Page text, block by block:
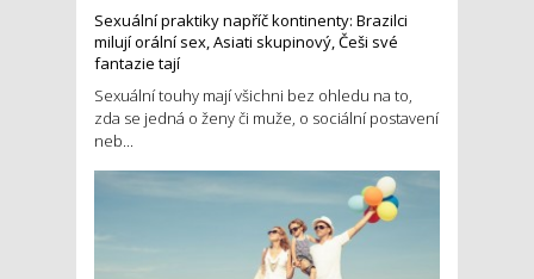
Sexuální praktiky napříč kontinenty: Brazilci
milují orální sex, Asiati skupinový, Češi své
fantazie tají
Sexuální touhy mají všichni bez ohledu na to,
zda se jedná o ženy či muže, o sociální postavení
neb...